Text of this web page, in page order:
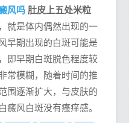
风吗 肚皮上五处米粒
就是体内偶然出现的一
早期出现的白斑可能是
即早期白斑脱色程度较
常模糊，随着时间的推
围逐渐扩大，与皮肤的
癜风白斑没有瘙痒感。